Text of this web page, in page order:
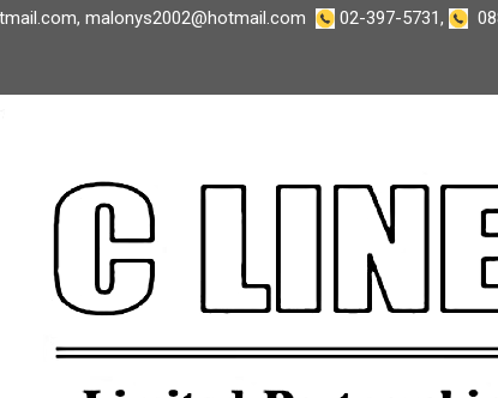
, malonys2002@hotmail.com 02-397-5731,